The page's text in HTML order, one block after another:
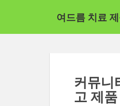
여드름 치료
커뮤니
고 제